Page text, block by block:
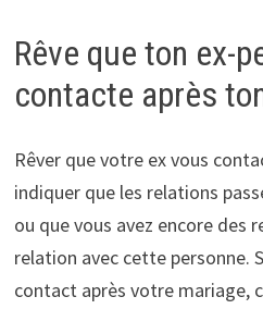
Rêve que ton ex-
contacte après
Rêver que votre ex vous
indiquer que les relations
ou que vous avez encore des
relation avec cette personne.
contact après votre mariage,